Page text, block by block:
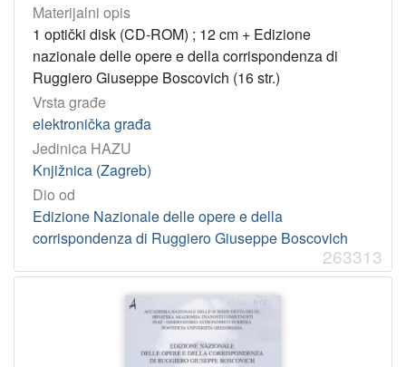
Materijalni opis
1 optički disk (CD-ROM) ; 12 cm + Edizione
nazionale delle opere e della corrispondenza di
Ruggiero Giuseppe Boscovich (16 str.)
Vrsta građe
elektronička građa
Jedinica HAZU
Knjižnica (Zagreb)
Dio od
Edizione Nazionale delle opere e della
corrispondenza di Ruggiero Giuseppe Boscovich
263313